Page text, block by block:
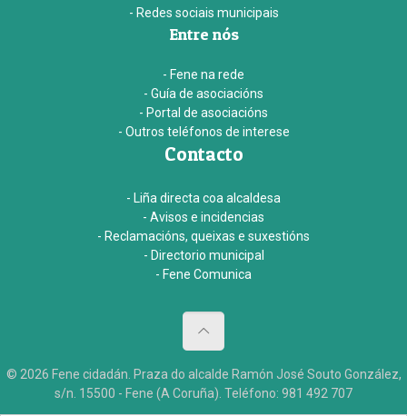
- Redes sociais municipais
Entre nós
- Fene na rede
- Guía de asociacións
- Portal de asociacións
- Outros teléfonos de interese
Contacto
- Liña directa coa alcaldesa
- Avisos e incidencias
- Reclamacións, queixas e suxestións
- Directorio municipal
- Fene Comunica
© 2026 Fene cidadán. Praza do alcalde Ramón José Souto González,
s/n. 15500 - Fene (A Coruña). Teléfono: 981 492 707